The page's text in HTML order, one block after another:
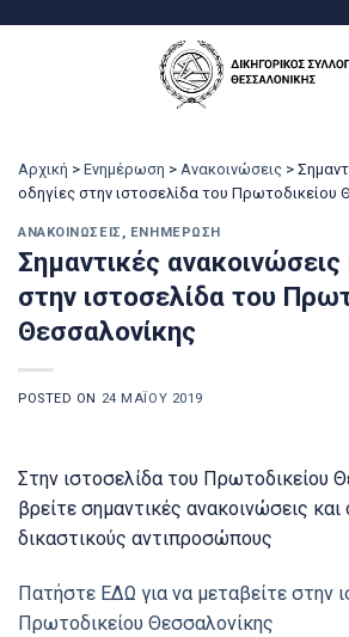
Αρχική > Ενημέρωση > Ανακοινώσεις >
οδηγίες στην ιστοσελίδα του Πρωτοδικείου
ΑΝΑΚΟΙΝΏΣΕΙΣ , ΕΝΗΜΈΡΩΣΗ
Σημαντικές ανακοινώσεις
στην ιστοσελίδα του
Θεσσαλονίκης
POSTED ON 24 ΜΑΪ́ΟΥ 2019
Στην ιστοσελίδα του Πρωτοδικείου
βρείτε σημαντικές ανακοινώσεις και
δικαστικούς αντιπροσώπους
Πατήστε ΕΔΩ για να μεταβείτε στην
Πρωτοδικείου Θεσσαλονίκης